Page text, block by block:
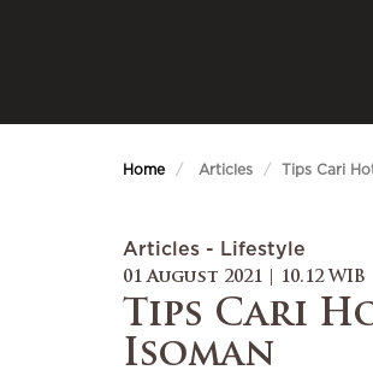
Home Articles Tips Cari
Articles - Lifestyle
01 August 2021 | 10.12 WIB
Tips Cari
Isoman